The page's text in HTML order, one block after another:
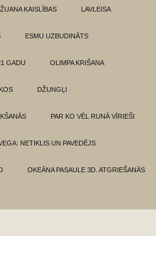
KAISLĪBAS LAVLEISA
ESMU UZBUDINĀTS
GADU OLIMPA KRIŠANA
DŽUNGĻI
PAR KO VĒL RUNĀ VĪRIEŠI
NETIKLIS UN PAVEDĒJS
OKEĀNA PASAULE 3D. ATGRIEŠANĀS